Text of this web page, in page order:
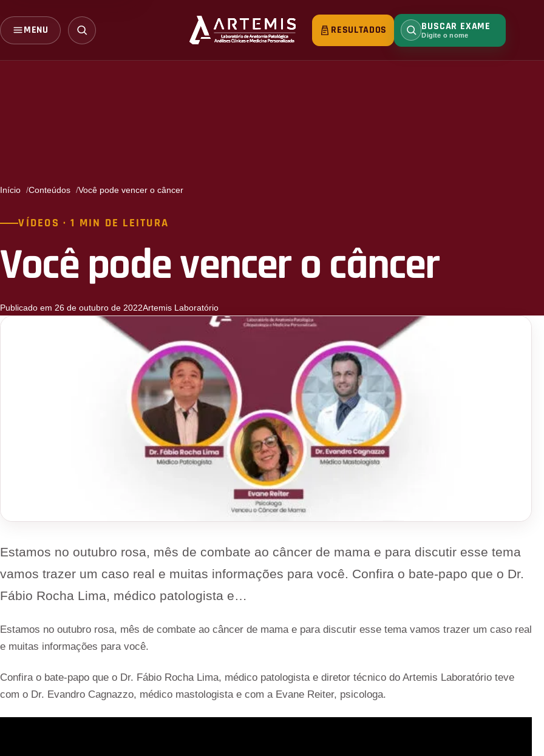
MENU RESULTADOS BUSCAR EXAME
Digite o nome
Início Conteúdos Você pode vencer o câncer
VÍDEOS · 1 MIN DE LEITURA
Você pode vencer o câncer
Publicado em 26 de outubro de 2022Artemis Laboratório
Estamos no outubro rosa, mês de combate ao câncer de mama e para discutir esse tema
vamos trazer um caso real e muitas informações para você. Confira o bate-papo que o Dr.
Fábio Rocha Lima, médico patologista e…
Estamos no outubro rosa, mês de combate ao câncer de mama e para discutir esse tema vamos trazer um caso real
e muitas informações para você.
Confira o bate-papo que o Dr. Fábio Rocha Lima, médico patologista e diretor técnico do Artemis Laboratório teve
com o Dr. Evandro Cagnazzo, médico mastologista e com a Evane Reiter, psicologa.